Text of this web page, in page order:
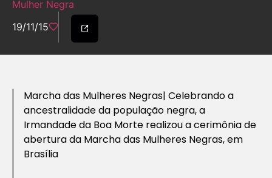
Mulher Negra
19/11/15
Marcha das Mulheres Negras| Celebrando a
ancestralidade da população negra, a
Irmandade da Boa Morte realizou a cerimônia de
abertura da Marcha das Mulheres Negras, em
Brasília